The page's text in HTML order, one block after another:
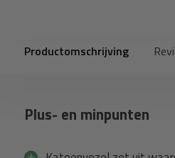
Productomschrijving
Plus- en minpunten